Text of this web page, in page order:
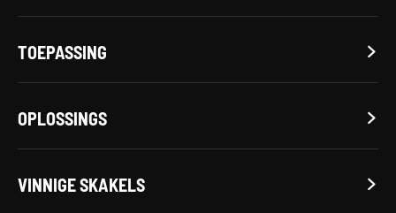
TOEPASSING 
OPLOSSINGS 
VINNIGE SKAKELS 